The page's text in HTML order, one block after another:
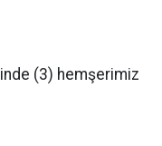
(3) hemşerimiz